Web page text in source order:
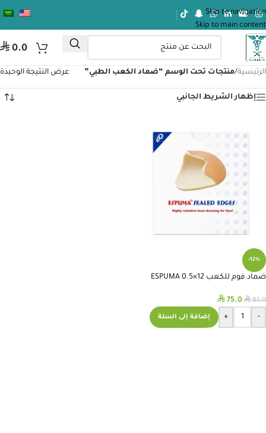
Skip to navigation
Skip to main content
⃁ 0.0
الرئيسية/منتجات تحت الوسم “ضماد الكعب الطبي” عرض النتيجة الوحيدة
إظهار الشريط الجانبي
-12%
ضماد فوم للكعب ESPUMA 0.5×12
⃁85.0
⃁ 75.0
-
+ إضافة إلى السلة